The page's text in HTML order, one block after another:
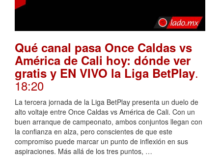
Qué canal pasa Once Caldas vs
América de Cali hoy: dónde ver
gratis y EN VIVO la Liga BetPlay.
18:20
La tercera jornada de la Liga BetPlay presenta un duelo de
alto voltaje entre Once Caldas vs América de Cali. Con un
buen arranque de campeonato, ambos conjuntos llegan con
la confianza en alza, pero conscientes de que este
compromiso puede marcar un punto de inflexión en sus
aspiraciones. Más allá de los tres puntos, …